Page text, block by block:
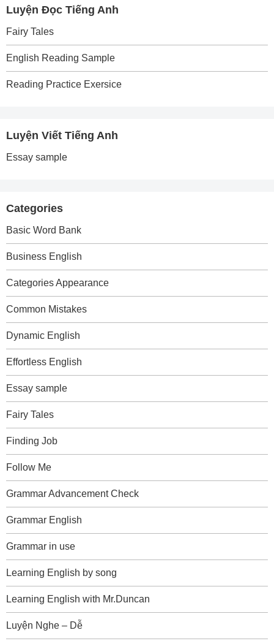
Luyện Đọc Tiếng Anh
Fairy Tales
English Reading Sample
Reading Practice Exersice
Luyện Viết Tiếng Anh
Essay sample
Categories
Basic Word Bank
Business English
Categories Appearance
Common Mistakes
Dynamic English
Effortless English
Essay sample
Fairy Tales
Finding Job
Follow Me
Grammar Advancement Check
Grammar English
Grammar in use
Learning English by song
Learning English with Mr.Duncan
Luyện Nghe – Dễ